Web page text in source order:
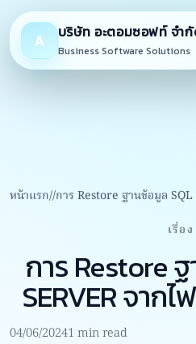
Skip
content
A บริษัท อะตอมซอฟท์ จำ
Business Software Solutions
หน้าแรก การ Restore ฐานข้อมูล
เรื่อง
การ Restore
SERVER จาก
04/06/20241 min read